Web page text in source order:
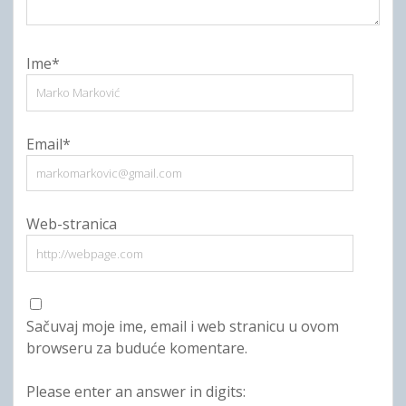
Ime*
Email*
Web-stranica
Sačuvaj moje ime, email i web stranicu u ovom
browseru za buduće komentare.
Please enter an answer in digits: